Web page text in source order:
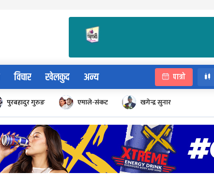
विचार खेलकुद अन्य पात्रो
पुरबहादुर गुरुङ एमाले-संकट खगेन्द्र सुनार